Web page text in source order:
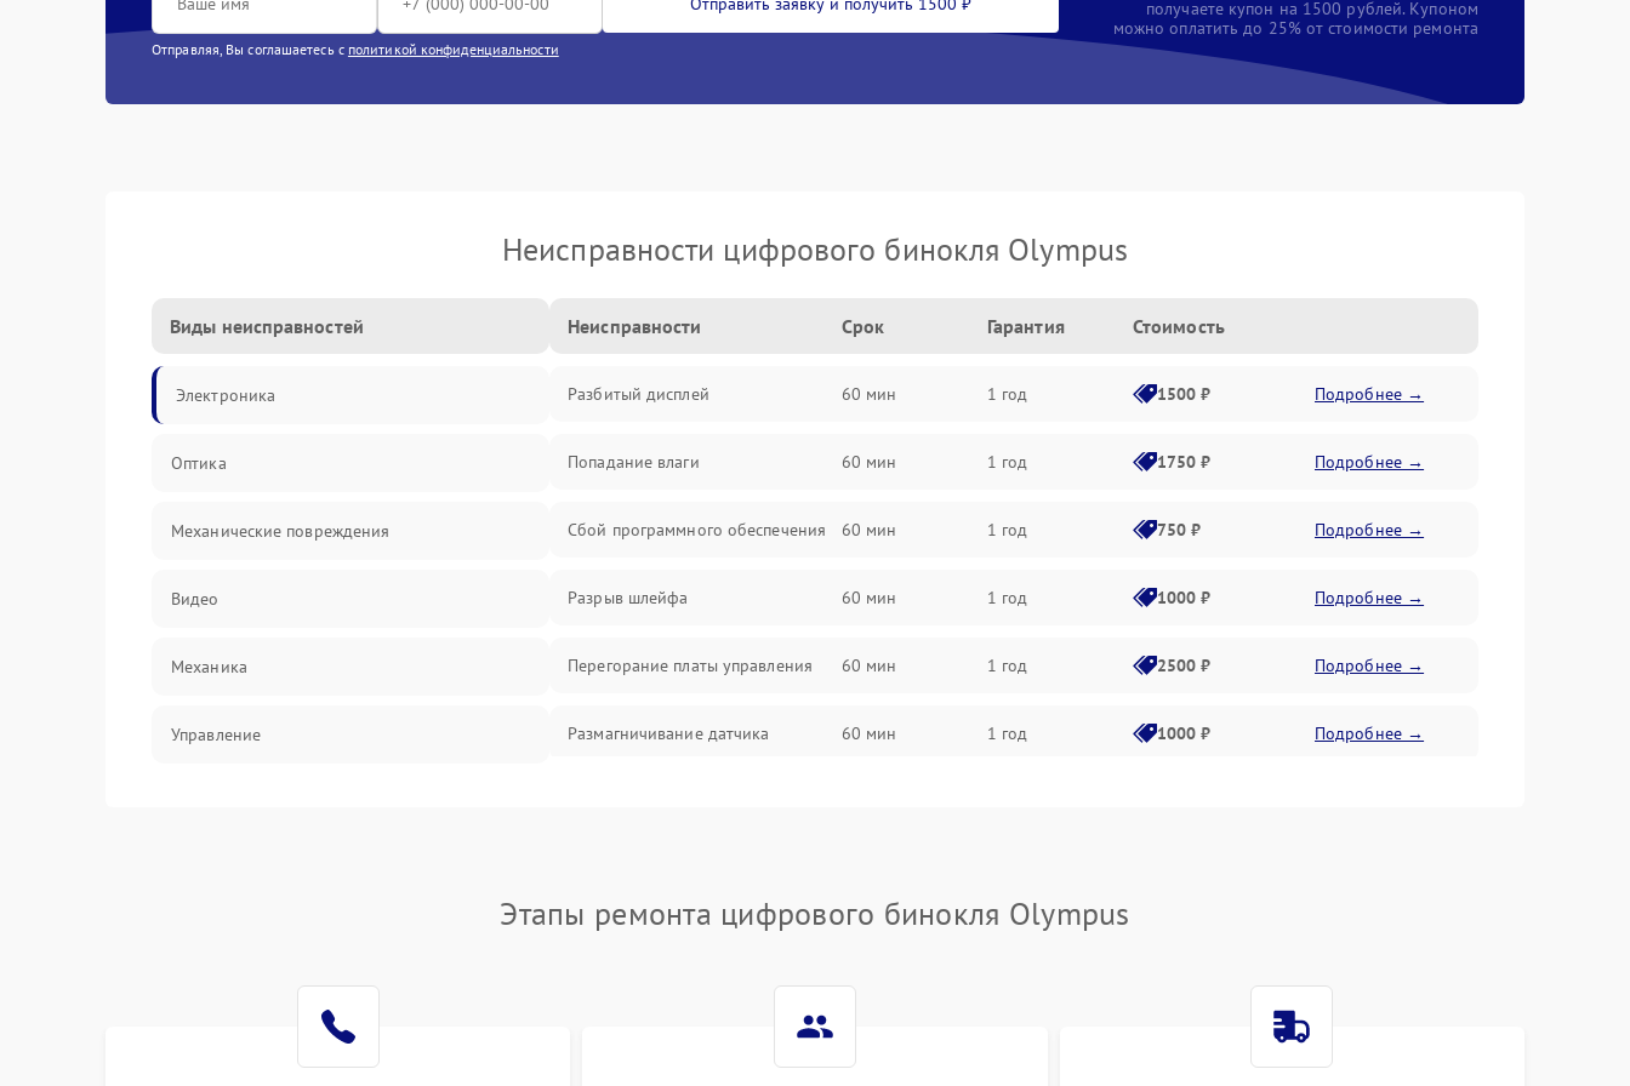
Отправляя, Вы соглашаетесь с политикой конфиденциальности
получаете купон на 1500 рублей. Купоном
можно оплатить до 25% от стоимости ремонта
Неисправности цифрового бинокля Olympus
Виды неисправностей
Электроника
Оптика
Механические повреждения
Видео
Механика
Управление
Электроника/Оптика
Неисправности Срок Гарантия Стоимость
Разбитый дисплей 60 мин 1 год 1500 ₽ Подробнее →
Попадание влаги 60 мин 1 год 1750 ₽ Подробнее →
Сбой программного обеспечения 60 мин 1 год 750 ₽ Подробнее →
Разрыв шлейфа 60 мин 1 год 1000 ₽ Подробнее →
Перегорание платы управления 60 мин 1 год 2500 ₽ Подробнее →
Размагничивание датчика 60 мин 1 год 1000 ₽ Подробнее →
Этапы ремонта цифрового бинокля Olympus